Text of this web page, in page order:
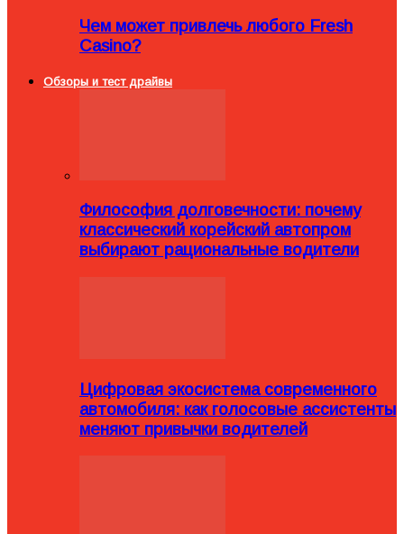
Чем может привлечь любого Fresh
Casino?
Обзоры и тест драйвы
Философия долговечности: почему
классический корейский автопром
выбирают рациональные водители
Цифровая экосистема современного
автомобиля: как голосовые ассистенты
меняют привычки водителей